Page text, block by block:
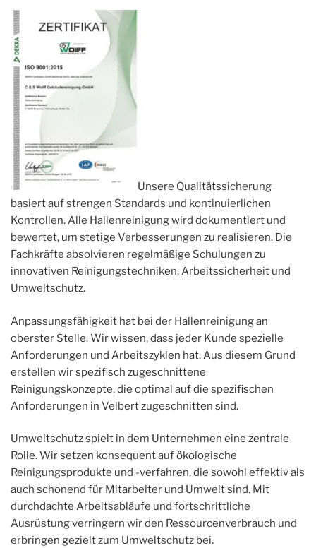
Unsere Qualitätssicherung
basiert auf strengen Standards und kontinuierlichen
Kontrollen. Alle Hallenreinigung wird dokumentiert und
bewertet, um stetige Verbesserungen zu realisieren. Die
Fachkräfte absolvieren regelmäßige Schulungen zu
innovativen Reinigungstechniken, Arbeitssicherheit und
Umweltschutz.
Anpassungsfähigkeit hat bei der Hallenreinigung an
oberster Stelle. Wir wissen, dass jeder Kunde spezielle
Anforderungen und Arbeitszyklen hat. Aus diesem Grund
erstellen wir spezifisch zugeschnittene
Reinigungskonzepte, die optimal auf die spezifischen
Anforderungen in Velbert zugeschnitten sind.
Umweltschutz spielt in dem Unternehmen eine zentrale
Rolle. Wir setzen konsequent auf ökologische
Reinigungsprodukte und -verfahren, die sowohl effektiv als
auch schonend für Mitarbeiter und Umwelt sind. Mit
durchdachte Arbeitsabläufe und fortschrittliche
Ausrüstung verringern wir den Ressourcenverbrauch und
erbringen gezielt zum Umweltschutz bei.